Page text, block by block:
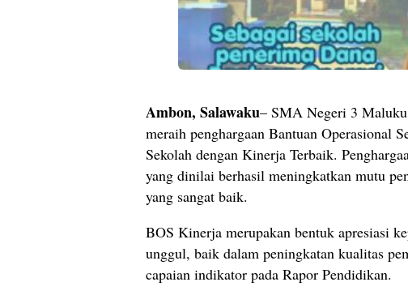
Ambon, Salawaku– SMA Negeri 3
meraih penghargaan Bantuan Operasional
Sekolah dengan Kinerja Terbaik.
yang dinilai berhasil meningkatkan mutu
yang sangat baik.
BOS Kinerja merupakan bentuk apresiasi
unggul, baik dalam peningkatan kualitas
capaian indikator pada Rapor Pendidikan.